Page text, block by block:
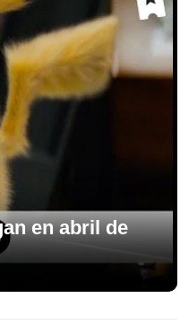
en abril de